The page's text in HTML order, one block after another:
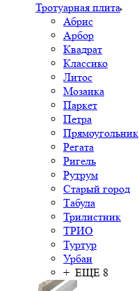
Тротуарная плита
Абрис
Арбор
Квадрат
Классико
Литос
Мозаика
Паркет
Петра
Прямоугольник
Регата
Ригель
Рутрум
Старый город
Табула
Трилистник
ТРИО
Туртур
Урбан
+ ЕЩЕ 8